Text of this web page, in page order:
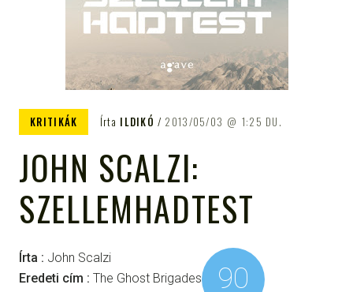
KRITIKÁK Írta ILDIKÓ 2013/05/03 1:25 DU.
JOHN SCALZI:
SZELLEMHADTEST
Írta : John Scalzi
Eredeti cím : The Ghost Brigades
90